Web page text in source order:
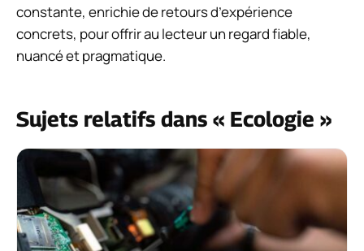
constante, enrichie de retours d’expérience
concrets, pour offrir au lecteur un regard fiable,
nuancé et pragmatique.
Sujets relatifs dans « Ecologie »